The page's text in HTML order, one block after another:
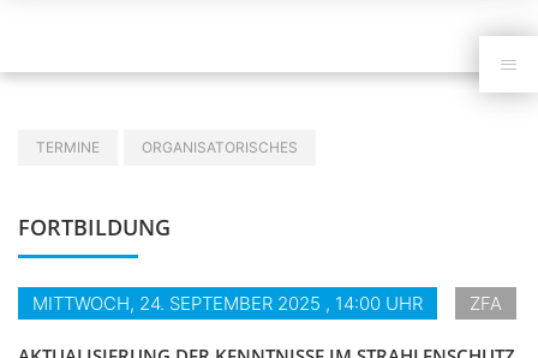
Navigation
TERMINE ORGANISATORISCHES
FORTBILDUNG
MITTWOCH, 24. SEPTEMBER 2025 , 14:00 UHR ZFA